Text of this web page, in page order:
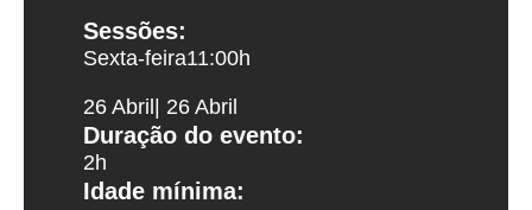
Sessões:
Sexta-feira11:00h
26 Abril | 26 Abril
Duração do evento:
2h
Idade mínima: